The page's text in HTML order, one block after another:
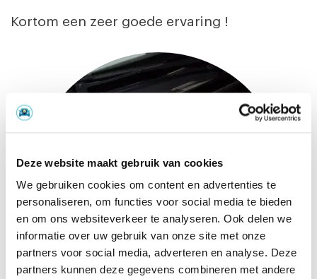
Deze website maakt gebruik van cookies
We gebruiken cookies om content en advertenties te
personaliseren, om functies voor social media te bieden
en om ons websiteverkeer te analyseren. Ook delen we
informatie over uw gebruik van onze site met onze
partners voor social media, adverteren en analyse. Deze
partners kunnen deze gegevens combineren met andere
Kortom een zeer goede ervaring !